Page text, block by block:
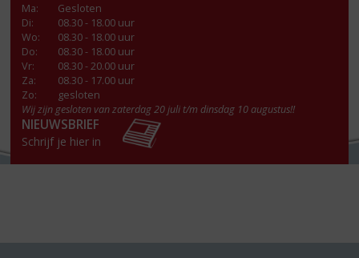
Ma:
Gesloten
Di:
08.30 - 18.00 uur
Wo:
08.30 - 18.00 uur
Do:
08.30 - 18.00 uur
Vr:
08.30 - 20.00 uur
Za:
08.30 - 17.00 uur
Zo:
gesloten
Wij zijn gesloten van zaterdag 20 juli t/m dinsdag 10 augustus!!
NIEUWSBRIEF
Schrijf je hier in